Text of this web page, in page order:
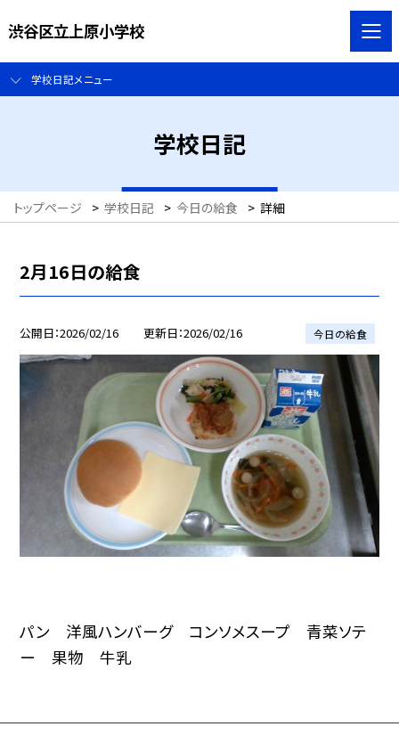
渋谷区立上原小学校
学校日記メニュー
学校日記
トップページ > 学校日記 > 今日の給食 > 詳細
2月16日の給食
公開日 2026/02/16 更新日 2026/02/16 今日の給食
パン 洋風ハンバーグ コンソメスープ 青菜ソテ
ー 果物 牛乳